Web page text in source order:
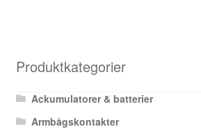
Produktkategorier
Ackumulatorer & batterier
Armbågskontakter